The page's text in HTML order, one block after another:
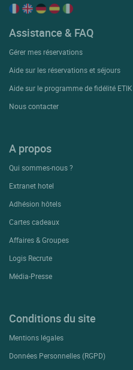
Assistance & FAQ
Gérer mes réservations
Aide sur les réservations et séjours
Aide sur le programme de fidélité ETIK
Nous contacter
A propos
Qui sommes-nous ?
Extranet hotel
Adhésion hôtels
Cartes cadeaux
Affaires & Groupes
Logis Recrute
Média-Presse
Conditions du site
Mentions légales
Données Personnelles (RGPD)